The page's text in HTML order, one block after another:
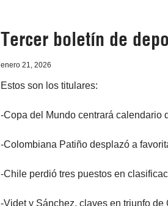
Tercer boletín de
enero 21, 2026
Estos son los titulares:
-Copa del Mundo centrará calendario
-Colombiana Patiño desplazó a
-Chile perdió tres puestos en
-Videt y Sánchez, claves en triunfo